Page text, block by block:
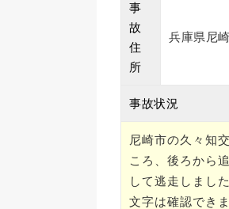
事
故
住
所
兵庫県尼
事故状況
尼崎市の久々知
ころ、後ろから
して逃走しまし
文字は確認でき